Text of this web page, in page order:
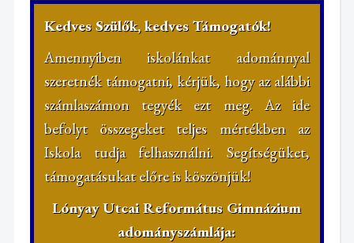
Kedves Szülők, kedves Támogatók!
Amennyiben iskolánkat adománnyal
szeretnék támogatni, kérjük, hogy az alábbi
számlaszámon tegyék ezt meg. Az ide
befolyt összegeket teljes mértékben az
Iskola tudja felhasználni. Segítségüket,
támogatásukat előre is köszönjük!
Lónyay Utcai Református Gimnázium
adományszámlája: